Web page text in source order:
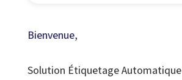
Bienvenue,
Solution Étiquetage Automatique